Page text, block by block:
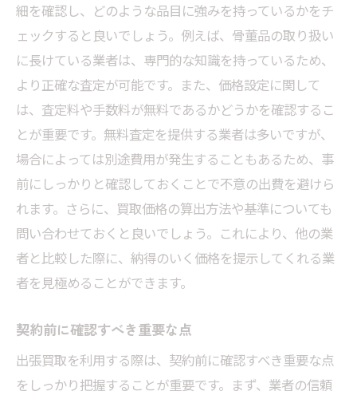
細を確認し、どのような品目に強みを持っているかをチ
ェックすると良いでしょう。例えば、骨董品の取り扱い
に長けている業者は、専門的な知識を持っているため、
より正確な査定が可能です。また、価格設定に関して
は、査定料や手数料が無料であるかどうかを確認するこ
とが重要です。無料査定を提供する業者は多いですが、
場合によっては別途費用が発生することもあるため、事
前にしっかりと確認しておくことで不意の出費を避けら
れます。さらに、買取価格の算出方法や基準についても
問い合わせておくと良いでしょう。これにより、他の業
者と比較した際に、納得のいく価格を提示してくれる業
者を見極めることができます。
契約前に確認すべき重要な点
出張買取を利用する際は、契約前に確認すべき重要な点
をしっかり把握することが重要です。まず、業者の信頼